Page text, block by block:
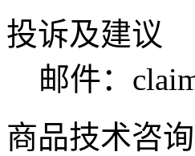
投诉及建议
邮件：
商品技术咨询